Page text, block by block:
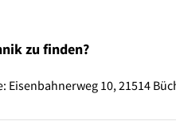
zu finden?
10, 21514